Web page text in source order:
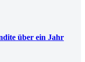
über ein Jahr